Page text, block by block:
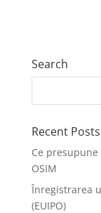
Search
Recent Posts
Ce
OSIM
Înregistrarea
(EUIPO)